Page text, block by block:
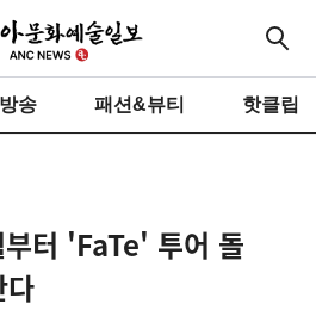
송 패션&뷰티 핫클립
터 'FaTe' 투어 돌